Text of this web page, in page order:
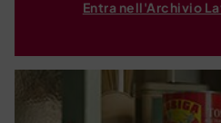
Entra nell'Archivio